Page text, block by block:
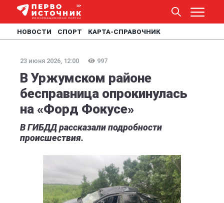
НОВОСТИ СПОРТ КАРТА-СПРАВОЧНИК
23 июня 2026, 12:00 997
В Уржумском районе
бесправница опрокинулась
на «Форд Фокусе»
В ГИБДД рассказали подробности
происшествия.